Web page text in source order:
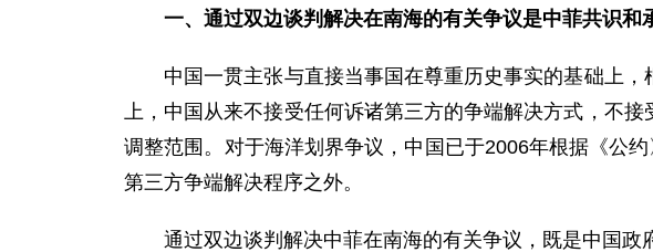
一、通过双边谈判解决在南海的有关争议是中菲共识和
中国一贯主张与直接当事国在尊重历史事实的基础上，
上，中国从来不接受任何诉诸第三方的争端解决方式，不
调整范围。对于海洋划界争议，中国已于2006年根据《公
第三方争端解决程序之外。
通过双边谈判解决中菲在南海的有关争议，既是中国政